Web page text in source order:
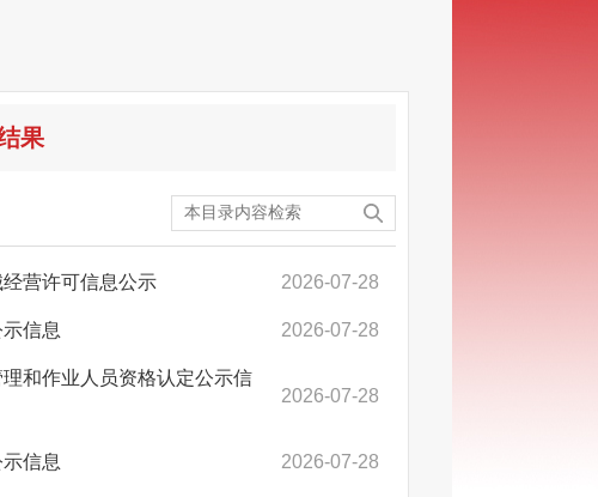
果
营许可信息公示 2026-07-28
信息 2026-07-28
和作业人员资格认定公示信
2026-07-28
信息 2026-07-28